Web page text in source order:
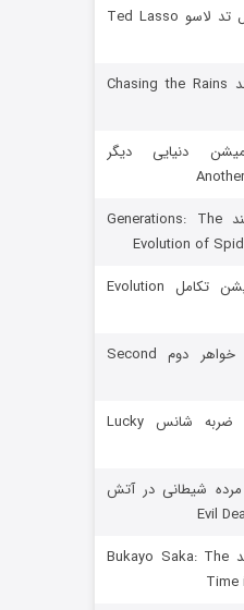
رویایی برای تو
دانلود سریال تد لاسو Ted Lasso
دانلود مستند Chasing the Rains
دنیایی دیگر
دانلود مستند Generations: The
Evolution of
دانلود انیمیشن تکامل Evolution
دانلود فیلم خواهر دوم Second
دانلود فیلم ضربه شانس Lucky
مرده شیطانی در آتش
Evil
دانلود مستند Bukayo Saka: The
Time